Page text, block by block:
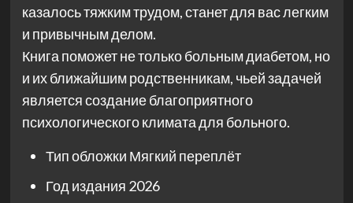
казалось тяжким трудом, станет для вас легким
и привычным делом.
Книга поможет не только больным диабетом, но
и их ближайшим родственникам, чьей задачей
является создание благоприятного
психологического климата для больного.
Тип обложки Мягкий переплёт
Год издания 2026